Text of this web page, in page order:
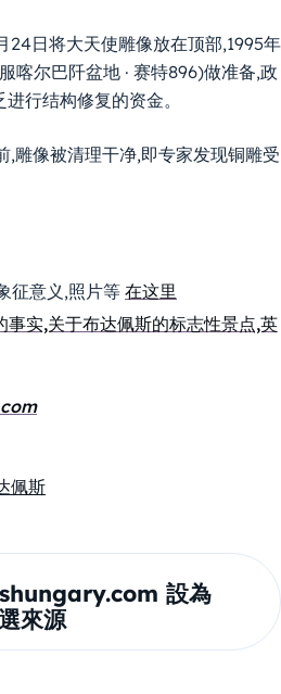
24日将大天使雕像放在顶部,1995年
喀尔巴阡盆地 · 赛特896)做准备,政
行结构修复的资金。
,雕像被清理干净,即专家发现铜雕受
征意义,照片等 在这里
事实,关于布达佩斯的标志性景点,英
佩斯
設為
來源